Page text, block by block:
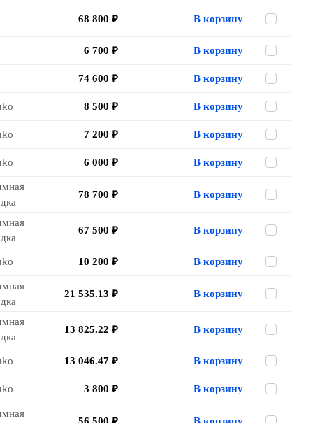
68 800 ₽ В корзину
6 700 ₽ В корзину
74 600 ₽ В корзину
8 500 ₽ В корзину
7 200 ₽ В корзину
6 000 ₽ В корзину
78 700 ₽ В корзину
67 500 ₽ В корзину
10 200 ₽ В корзину
21 535.13 ₽ В корзину
13 825.22 ₽ В корзину
13 046.47 ₽ В корзину
3 800 ₽ В корзину